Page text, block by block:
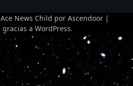
News Child por Ascendoor |
gracias a WordPress.
Accelerator
be attractive for people and search engines.